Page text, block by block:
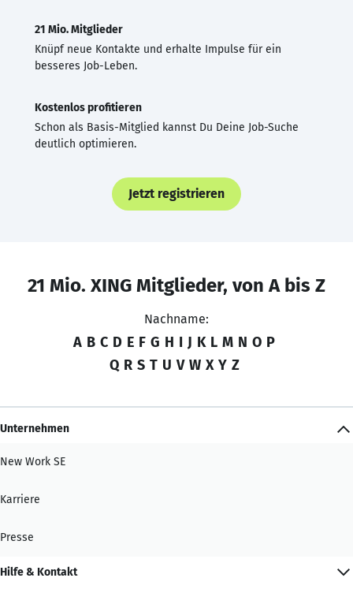
21 Mio. Mitglieder
Knüpf neue Kontakte und erhalte Impulse für ein
besseres Job-Leben.
Kostenlos profitieren
Schon als Basis-Mitglied kannst Du Deine Job-Suche
deutlich optimieren.
Jetzt registrieren
21 Mio. XING Mitglieder, von A bis Z
Nachname:
A B C D E F G H I J K L M N O P
Q R S T U V W X Y Z
Unternehmen
New Work SE
Karriere
Presse
Hilfe & Kontakt